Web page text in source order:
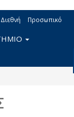
Διεθνή Προσωπικό